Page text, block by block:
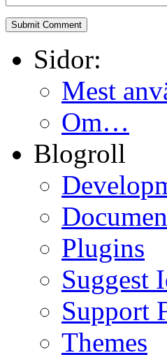
Sidor:
Mest
Om…
Blogroll
Plugins
Suggest
Support
Themes